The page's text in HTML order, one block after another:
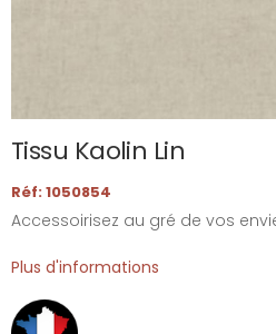
Tissu Kaolin Lin
Réf: 1050854
Accessoirisez au gré de vos
Plus d'informations